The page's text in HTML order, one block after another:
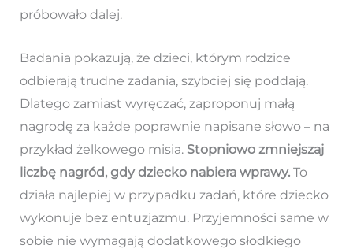
próbowało dalej.
Badania pokazują, że dzieci, którym rodzice
odbierają trudne zadania, szybciej się poddają.
Dlatego zamiast wyręczać, zaproponuj małą
nagrodę za każde poprawnie napisane słowo – na
przykład żelkowego misia. Stopniowo zmniejszaj
liczbę nagród, gdy dziecko nabiera wprawy.To
działa najlepiej w przypadku zadań, które dziecko
wykonuje bez entuzjazmu. Przyjemności same w
sobie nie wymagają dodatkowego słodkiego